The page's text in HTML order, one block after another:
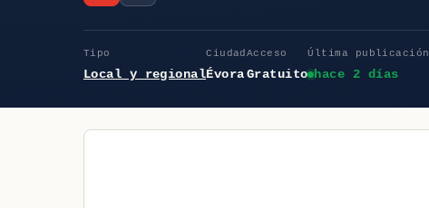
Tipo
Local y regional
Ciudad
Évora
Acceso
Gratuito
Última publicación
hace 2 días